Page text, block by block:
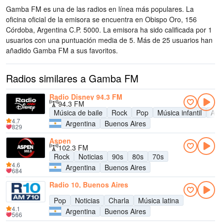
Gamba FM es una de las radios en línea más populares. La
oficina oficial de la emisora se encuentra en Obispo Oro, 156
Córdoba, Argentina C.P. 5000. La emisora ha sido calificada por 1
usuarios con una puntuación media de 5. Más de 25 usuarios han
añadido Gamba FM a sus favoritos.
Radios similares a Gamba FM
Radio Disney 94.3 FM
94.3 FM
Música de baile
Rock Pop Música infantil
Argentina
Buenos Aires
4.7
829
Aspen
102.3 FM
Rock
Noticias 90s 80s
70s
Argentina
Buenos Aires
4.6
684
Radio 10, Buenos Aires
Pop
Noticias Charla
Música latina
Argentina
Buenos Aires
4.1
566